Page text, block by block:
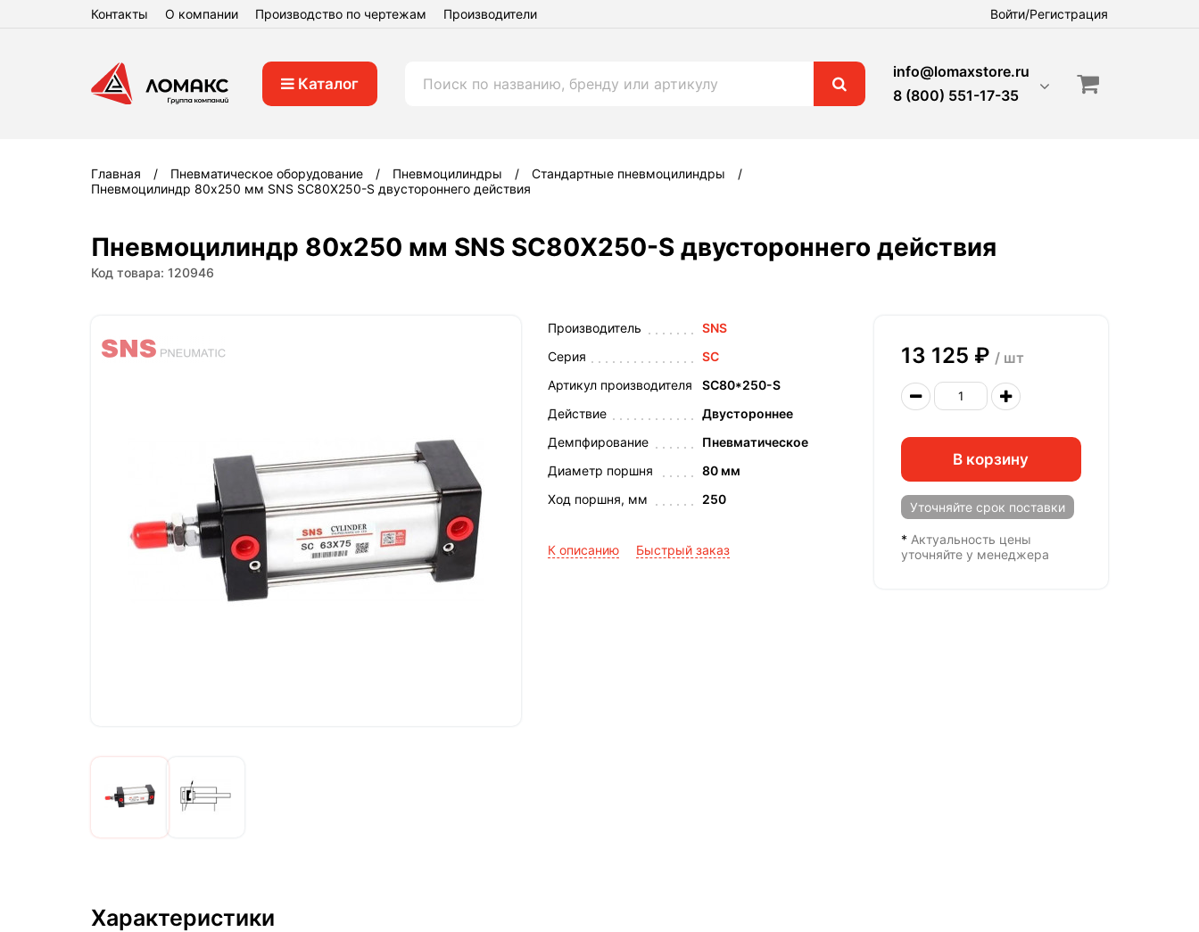
Контакты О компании Производство по чертежам Производители Войти/Регистрация
Каталог
info@lomaxstore.ru
8 (800) 551-17-35
Главная Пневматическое оборудование Пневмоцилиндры
Стандартные пневмоцилиндры
Пневмоцилиндр 80x250 мм SNS SC80X250-S двустороннего действия
Пневмоцилиндр 80x250 мм SNS SC80X250-S двустороннего действия
Код товара: 120946
Производитель
SNS
Серия
SC
Артикул производителя
SC80*250-S
Действие
Двустороннее
Демпфирование
Пневматическое
Диаметр поршня
80 мм
Ход поршня, мм
250
К описанию Быстрый заказ
Характеристики
13 125 ₽ / шт
В корзину
Уточняйте срок поставки
* Актуальность цены
уточняйте у менеджера